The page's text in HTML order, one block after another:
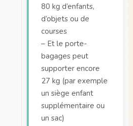
80 kg d’enfants,
d’objets ou de
courses
– Et le porte-
bagages peut
supporter encore
27 kg (par exemple
un siège enfant
supplémentaire ou
un sac)